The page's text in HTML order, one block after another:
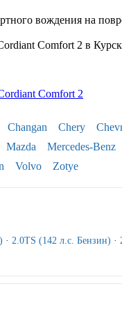
вождения на
Comfort 2 в
Comfort 2
Changan Chery
Mazda
Mercedes-Benz
Volvo Zotye
· 2.0TS (142 л.с. Бензин) ·